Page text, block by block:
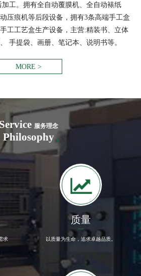
工。拥有全自动覆膜机、全自动裱纸
压痕机等后段设备，拥有3条高端手工盒
工工艺盒生产设备，主营:精装书、立体
手提袋、画册、笔记本、说明书等。
MORE >
Service 服务理念
Philosophy
求
质量
以质量为生命，追求卓越品质。